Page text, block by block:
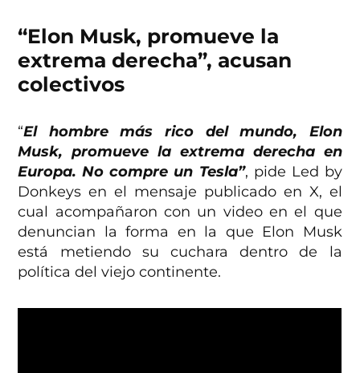
“Elon Musk, promueve la
extrema derecha”, acusan
colectivos
“El hombre más rico del mundo, Elon
Musk, promueve la extrema derecha en
Europa. No compre un Tesla”, pide Led by
Donkeys en el mensaje publicado en X, el
cual acompañaron con un video en el que
denuncian la forma en la que Elon Musk
está metiendo su cuchara dentro de la
política del viejo continente.